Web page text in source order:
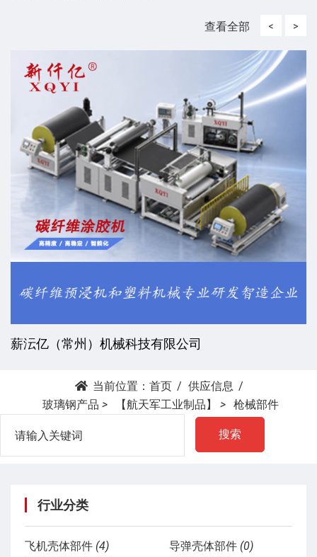
查看全部 <
薪沄亿（常州）机械科技有限公司
>
当前位置： 首页
供应信息
玻璃钢产品 > 【航天军工业制品】 > 枪械部件
搜索
行业分类
飞机壳体部件 (4) 导弹壳体部件 (0)